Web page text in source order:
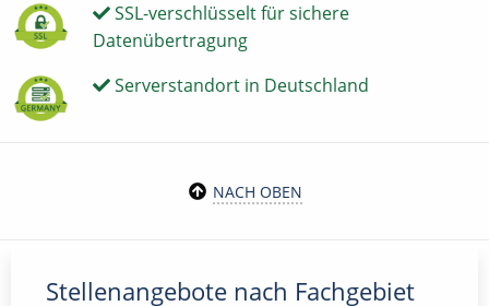
SSL-verschlüsselt für sichere
Datenübertragung
Serverstandort in Deutschland
NACH OBEN
Stellenangebote nach Fachgebiet